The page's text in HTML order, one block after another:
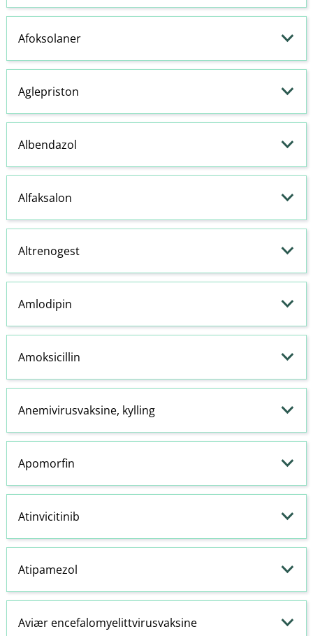
Afoksolaner
Aglepriston
Albendazol
Alfaksalon
Altrenogest
Amlodipin
Amoksicillin
Anemivirusvaksine, kylling
Apomorfin
Atinvicitinib
Atipamezol
Aviær encefalomyelittvirusvaksine